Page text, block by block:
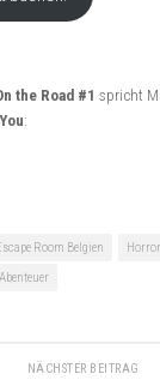
the Road #1 spricht
:
Room Belgien
NÄCHSTER BEITRAG